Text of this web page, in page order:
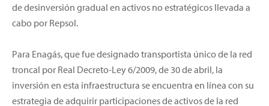
de desinversión gradual en activos no estratégicos llevada a
cabo por Repsol.
Para Enagás, que fue designado transportista único de la red
troncal por Real Decreto-Ley 6/2009, de 30 de abril, la
inversión en esta infraestructura se encuentra en línea con su
estrategia de adquirir participaciones de activos de la red